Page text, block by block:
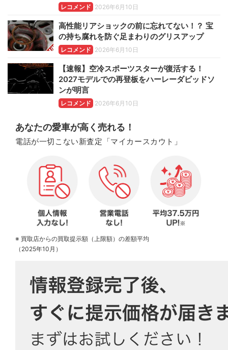
レコメンド 2026年6月10日
高性能リアショックの前に忘れてない！？ 宝
の持ち腐れを防ぐ足まわりのグリスアップ
レコメンド 2026年6月10日
【速報】空冷スポーツスターが復活する！
2027モデルでの再登板をハーレーダビッドソ
ンが明言
レコメンド 2026年6月10日
あなたの愛車が高く売れる！
電話が一切こない新査定「マイカースカウト」
※ 買取店からの買取提示額（上限額）の差額平均
（2025年10月）